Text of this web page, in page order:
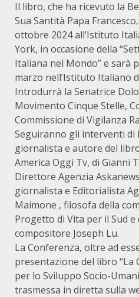
Il libro, che ha ricevuto la
Sua Santità Papa
ottobre 2024 all’Istituto
York, in occasione della
Italiana nel Mondo” e sarà
marzo nell’Istituto Italiano
Introdurrà la Senatrice
Movimento Cinque Stelle,
Commissione di Vigilanza
Seguiranno gli interventi di
giornalista e autore del
America Oggi Tv, di Gianni
Direttore Agenzia
giornalista e Editorialista
Maimone , filosofa della
Progetto di Vita per il Sud e
compositore Joseph Lu.
La Conferenza, oltre ad
presentazione del libro “La
per lo Sviluppo Socio-
trasmessa in diretta sulla